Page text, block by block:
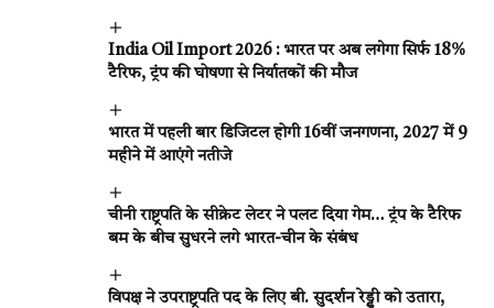
India Oil Import 2026 : भारत पर अब लगेगा सिर्फ 18%
टैरिफ, ट्रंप की घोषणा से निर्यातकों की मौज
भारत में पहली बार डिजिटल होगी 16वीं जनगणना, 2027 में 9
महीने में आएंगे नतीजे
चीनी राष्ट्रपति के सीक्रेट लेटर ने पलट दिया गेम… ट्रंप के टैरिफ
बम के बीच सुधरने लगे भारत-चीन के संबंध
विपक्ष ने उपराष्ट्रपति पद के लिए बी. सुदर्शन रेड्डी को उतारा,